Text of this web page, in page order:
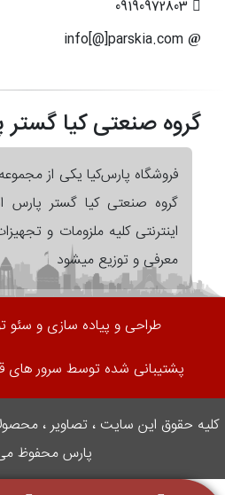
گروه صنعتی کیا
فروشگاه پارس‌کیا یکی از
گروه صنعتی کیا گستر پارس
اینترنتی کلیه ملزومات و
معرفی و توزیع میشود
طراحی و پیاده سازی و سئو
پشتیبانی شده توسط سرور های
کلیه حقوق این سایت ، تصاویر ،
پارس محفوظ